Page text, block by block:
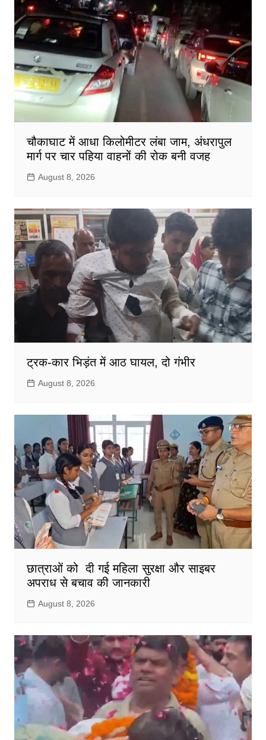
चौकाघाट में आधा किलोमीटर लंबा जाम, अंधरापुल
मार्ग पर चार पहिया वाहनों की रोक बनी वजह
August 8, 2026
ट्रक-कार भिड़ंत में आठ घायल, दो गंभीर
August 8, 2026
छात्राओं को दी गई महिला सुरक्षा और साइबर
अपराध से बचाव की जानकारी
August 8, 2026